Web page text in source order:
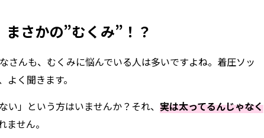
さかの”むくみ”！？
さんも、むくみに悩んでいる人は多いですよね。着圧ソッ
く聞きます。
い」という方はいませんか？それ、 実は太ってるんじゃなく
ません。